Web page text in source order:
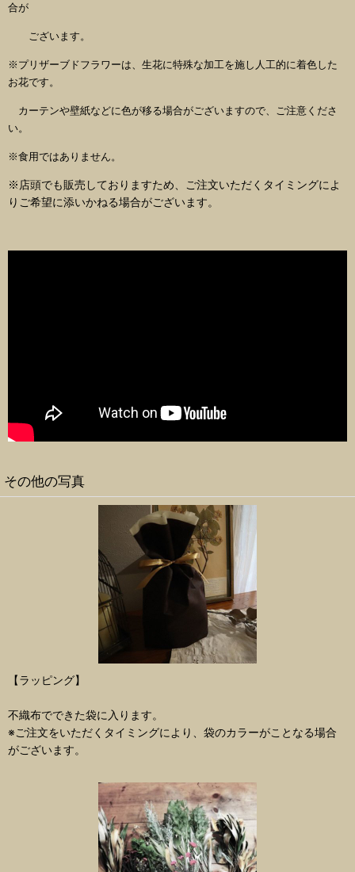
合が
ございます。
※プリザーブドフラワーは、生花に特殊な加工を施し 人工的に着色した
お花です。
カーテンや壁紙などに色が移る場合がございますので、ご注意くださ
い。
※食用ではありません。
※店頭でも販売しておりますため、ご注文いただくタイミングによ
りご希望に添いかねる場合がございます。
その他の写真
【ラッピング】
不織布でできた袋に入ります。
※ご注文をいただくタイミングにより、袋のカラーがことなる場合
がございます。